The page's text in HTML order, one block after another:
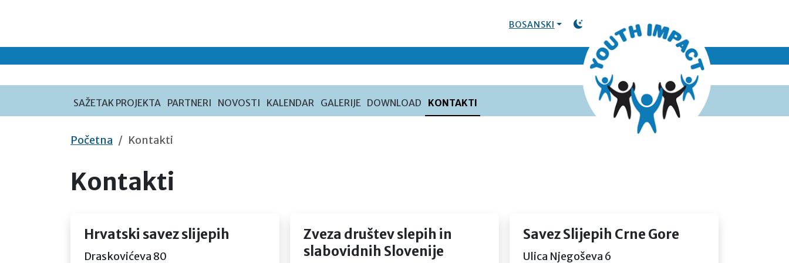
BOSANSKI
TOGGLE DARK MODE
SAŽETAK PROJEKTA PARTNERI NOVOSTI KALENDAR GALERIJE DOWNLOAD KONTAKTI
Početna Kontakti
Kontakti
Hrvatski savez slijepih
Draskovićeva 80
Zveza društev slepih in
slabovidnih Slovenije
Savez Slijepih Crne Gore
Ulica Njegoševa 6